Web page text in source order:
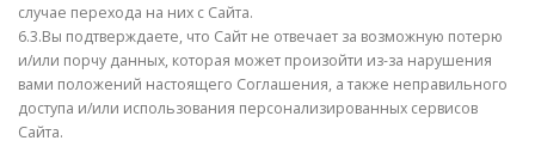
случае перехода на них с Сайта.
6.3.Вы подтверждаете, что Сайт не отвечает за возможную потерю
и/или порчу данных, которая может произойти из-за нарушения
вами положений настоящего Соглашения, а также неправильного
доступа и/или использования персонализированных сервисов
Сайта.